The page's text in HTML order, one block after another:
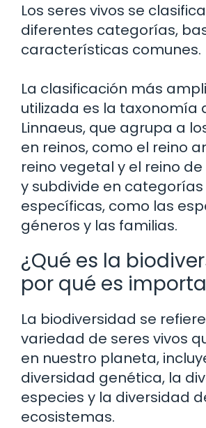
Los seres vivos se
diferentes categorías,
características comunes.
La clasificación más
utilizada es la taxonomía
Linnaeus, que agrupa a
en reinos, como el reino
reino vegetal y el reino
y subdivide en
específicas, como las
géneros y las familias.
¿Qué es la
por qué es
La biodiversidad se
variedad de seres vivos
en nuestro planeta,
diversidad genética, la
especies y la diversidad
ecosistemas.